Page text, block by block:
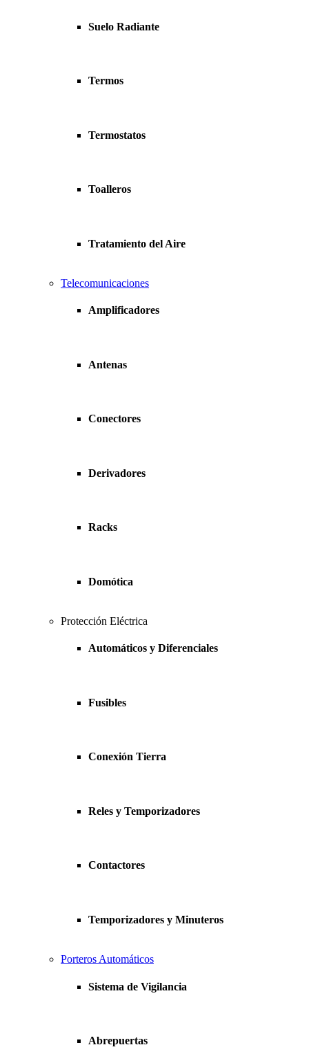
Suelo Radiante
Termos
Termostatos
Toalleros
Tratamiento del Aire
Telecomunicaciones
Amplificadores
Antenas
Conectores
Derivadores
Racks
Domótica
Protección Eléctrica
Automáticos y Diferenciales
Fusibles
Conexión Tierra
Reles y Temporizadores
Contactores
Temporizadores y Minuteros
Porteros Automáticos
Sistema de Vigilancia
Abrepuertas